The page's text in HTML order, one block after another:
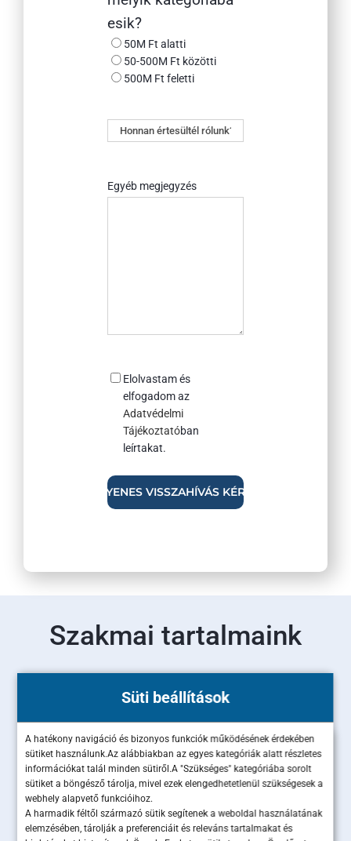
Süti beállítások
A hatékony navigáció és bizonyos funkciók működésének érdekében
sütiket használunk.Az alábbiakban az egyes kategóriák alatt részletes
információkat talál minden sütiről.A "Szükséges" kategóriába sorolt
sütiket a böngésző tárolja, mivel ezek elengedhetetlenül szükségesek a
webhely alapvető funkcióihoz.
A harmadik féltől származó sütik segítenek a weboldal használatának
elemzésében, tárolják a preferenciáit és releváns tartalmakat és
esik?
50M Ft alatti
50-500M Ft közötti
500M Ft feletti
Honnan
értesültél
Egyéb megjegyzés
Consent
Elolvastam és
elfogadom az
Adatvédelmi
Tájékoztatóban
leírtakat.
Szakmai tartalmaink